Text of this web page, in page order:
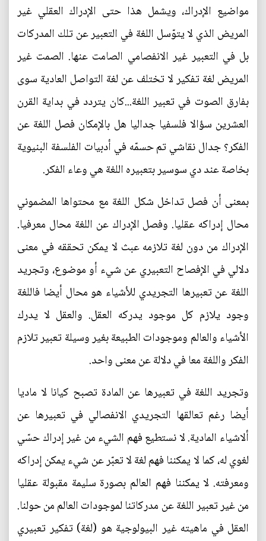
مواضيع الإدراك، ويشمل هذا حتى الإدراك العقلي غير
المريض الذي لا يتوّسل اللغة في التعبير عن تلك المدركات
بل في التعبير غير الانفصامي الصامت عنها. الصمت غير
المريض لغة تفكير لا تختلف عن لغة التواصل العادية سوى
بفارق الصوت في تعبير اللغة...كان يتردد في بداية القرن
العشرين سؤالا فلسفيا جداليا هل بالإمكان فصل اللغة عن
الفكر؟ جدال نقاشي تم حسمّه في أدبيات الفلسفة البنيوية
بخاصة عند دي سوسير بتعبيره اللغة هي وعاء الفكر.
بمعنى أن فصل تداخل شكل اللغة مع محتواها المضموني
محال إدراكه عقليا. وفصل الإدراك عن اللغة محال معرفيا.
الإدراك من دون لغة تلازمه عبث لا يمكن تحققه في معنى
دلالي في الإفصاح التعبيري عن شيء أو موضوع، وتجريد
اللغة عن تعبيرها التجريدي للأشياء هو محال أيضا فاللغة
وجود يلازم كل موجود يدركه العقل. والعقل لا يدرك
الأشياء والعالم وموجودات الطبيعة بغير وسيلة تعبير تلازم
الفكر واللغة معا في دلالة عن معنى واحد.
وتجريد اللغة في تعبيرها عن المادة تصبح كيانا لا ماديا
أيضا رغم تعالقها التجريدي الانفصالي في تعبيرها عن
ألاشياء المادية. لا نستطيع فهم الشيء من غير إدراك حسّي
لغوي له، كما لا يمكننا فهم لغة لا تعبّر عن شيء يمكن إدراكه
ومعرفته. لا يمكننا فهم العالم بصورة سليمة مقبولة عقليا
من غير تعبير اللغة عن مدركاتنا لموجودات العالم من حولنا.
العقل في ماهيته غير البيولوجية هو (لغة) تفكير تعبيري